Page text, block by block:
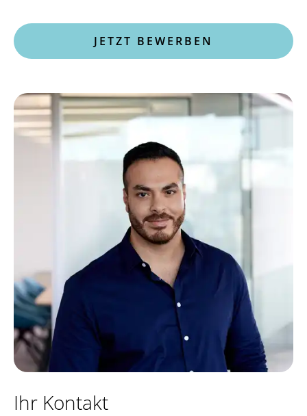
JETZT BEWERBEN
Ihr Kontakt